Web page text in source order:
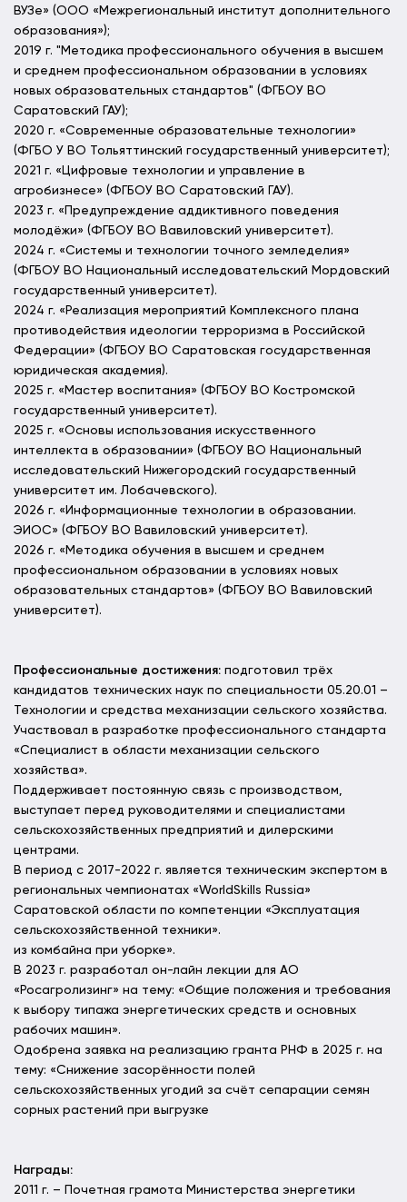
ВУЗе» (ООО «Межрегиональный институт дополнительного
образования»);
2019 г. "Методика профессионального обучения в высшем
и среднем профессиональном образовании в условиях
новых образовательных стандартов" (ФГБОУ ВО
Саратовский ГАУ);
2020 г. «Современные образовательные технологии»
(ФГБО У ВО Тольяттинский государственный университет);
2021 г. «Цифровые технологии и управление в
агробизнесе» (ФГБОУ ВО Саратовский ГАУ).
2023 г. «Предупреждение аддиктивного поведения
молодёжи» (ФГБОУ ВО Вавиловский университет).
2024 г. «Системы и технологии точного земледелия»
(ФГБОУ ВО Национальный исследовательский Мордовский
государственный университет).
2024 г. «Реализация мероприятий Комплексного плана
противодействия идеологии терроризма в Российской
Федерации» (ФГБОУ ВО Саратовская государственная
юридическая академия).
2025 г. «Мастер воспитания» (ФГБОУ ВО Костромской
государственный университет).
2025 г. «Основы использования искусственного
интеллекта в образовании» (ФГБОУ ВО Национальный
исследовательский Нижегородский государственный
университет им. Лобачевского).
2026 г. «Информационные технологии в образовании.
ЭИОС» (ФГБОУ ВО Вавиловский университет).
2026 г. «Методика обучения в высшем и среднем
профессиональном образовании в условиях новых
образовательных стандартов» (ФГБОУ ВО Вавиловский
университет).
Профессиональные достижения: подготовил трёх
кандидатов технических наук по специальности 05.20.01 –
Технологии и средства механизации сельского хозяйства.
Участвовал в разработке профессионального стандарта
«Специалист в области механизации сельского
хозяйства».
Поддерживает постоянную связь с производством,
выступает перед руководителями и специалистами
сельскохозяйственных предприятий и дилерскими
центрами.
В период с 2017-2022 г. является техническим экспертом в
региональных чемпионатах «WorldSkills Russia»
Саратовской области по компетенции «Эксплуатация
сельскохозяйственной техники».
из комбайна при уборке».
В 2023 г. разработал он-лайн лекции для АО
«Росагролизинг» на тему: «Общие положения и требования
к выбору типажа энергетических средств и основных
рабочих машин».
Одобрена заявка на реализацию гранта РНФ в 2025 г. на
тему: «Снижение засорённости полей
сельскохозяйственных угодий за счёт сепарации семян
сорных растений при выгрузке
Награды:
2011 г. – Почетная грамота Министерства энергетики